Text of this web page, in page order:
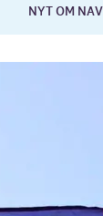
NYT OM